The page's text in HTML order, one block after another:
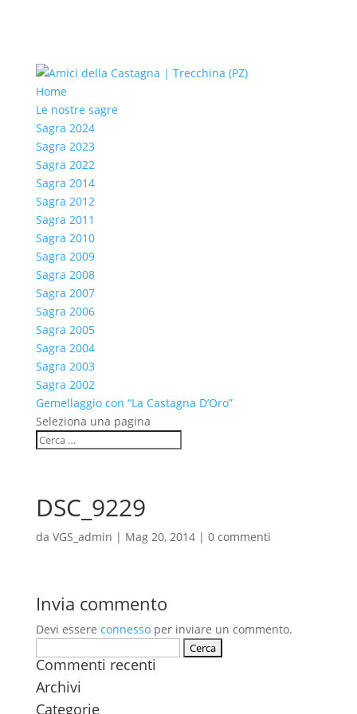
Home
Le nostre sagre
Sagra 2024
Sagra 2023
Sagra 2022
Sagra 2014
Sagra 2012
Sagra 2011
Sagra 2010
Sagra 2009
Sagra 2008
Sagra 2007
Sagra 2006
Sagra 2005
Sagra 2004
Sagra 2003
Sagra 2002
Gemellaggio con “La Castagna D’Oro”
Seleziona una pagina
DSC_9229
da VGS_admin | Mag 20, 2014| 0 commenti
Invia commento
Devi essere connessoper inviare un commento.
per:
Commenti recenti
Archivi
Categorie